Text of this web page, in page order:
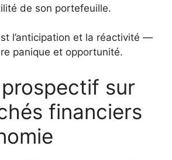
de son portefeuille.
l’anticipation et la réactivité —
panique et opportunité.
sur
financiers